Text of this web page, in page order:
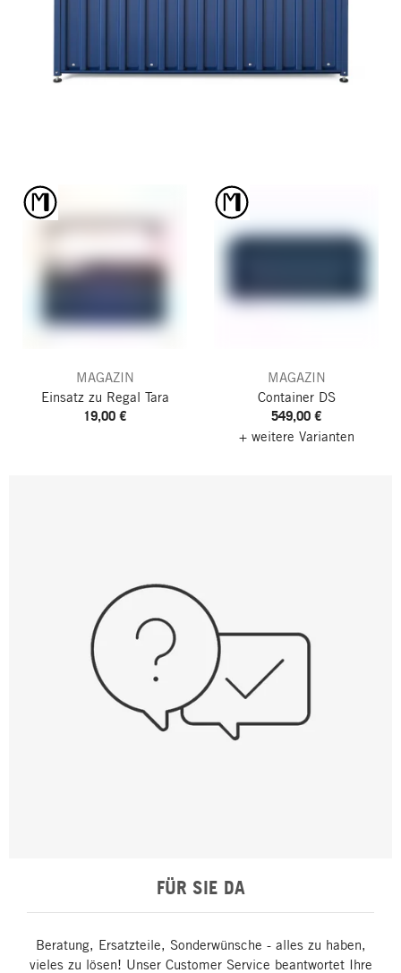
MAGAZIN
Einsatz zu Regal Tara
19,00 €
MAGAZIN
Container DS
549,00 €
+ weitere Varianten
FÜR SIE DA
Beratung, Ersatzteile, Sonderwünsche - alles zu haben,
vieles zu lösen! Unser Customer Service beantwortet Ihre